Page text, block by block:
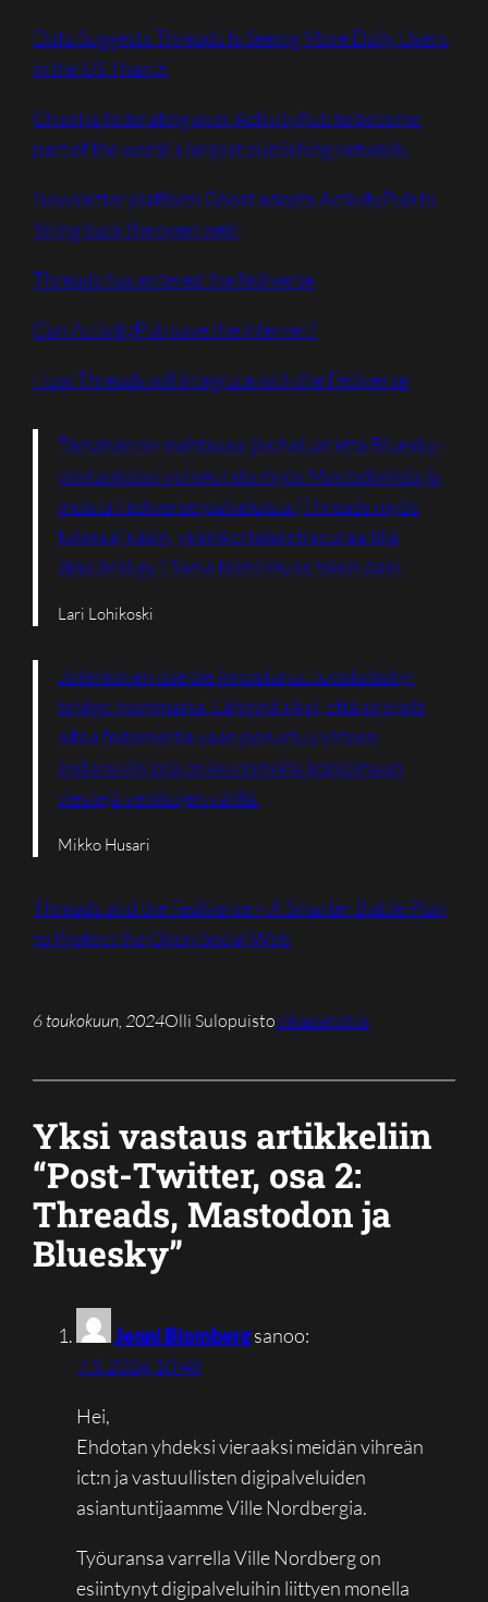
Data Suggests Threads Is Seeing More Daily Users
in the US Than X
Ghost is federating over ActivityPub to become
part of the world’s largest publishing network.
Newsletter platform Ghost adopts ActivityPub to
‘bring back the open web’
Threads has entered the fediverse
Can ActivityPub save the internet?
How Threads will integrate with the Fediverse
Tämähän on mahtavaa: jos haluat että Bluesky-
postauksiasi voi seurata myös Mastodonista ja
muista Fediverse-palveluista (Threads myös
tulossa) käsin, yksinkertaisesti seuraa tiliä
@ap.brid.gy ! Sama toimii myös toisin päin.
Lari Lohikoski
Jotenkin en itse ole innostunut tuosta bsky-
bridge-hommasta. Lähinnä siksi, että se ei ole
aitoa federointia vaan perustuu yhteen
instanssiin jota on kustomoitu kopioimaan
viestejä verkkojen välillä.
Mikko Husari
Threads and the Fediverse – A Smarter Battle Plan
to Protect the Open Social Web
6 toukokuun, 2024Olli SulopuistoVikasietotila
Yksi vastaus artikkeliin
“Post-Twitter, osa 2:
Threads, Mastodon ja
Bluesky”
Jenni Blombergsanoo:
7.5.2024 10:48
Hei,
Ehdotan yhdeksi vieraaksi meidän vihreän
ict:n ja vastuullisten digipalveluiden
asiantuntijaamme Ville Nordbergia.
Työuransa varrella Ville Nordberg on
esiintynyt digipalveluihin liittyen monella